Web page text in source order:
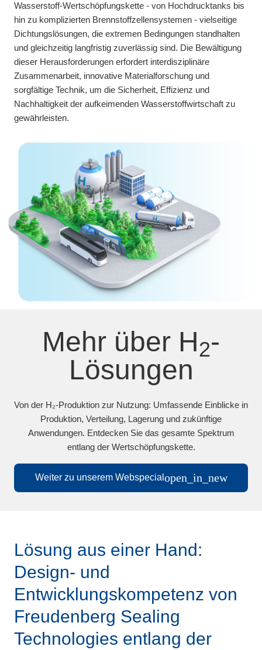
Wasserstoff-Wertschöpfungskette - von Hochdrucktanks bis
hin zu komplizierten Brennstoffzellensystemen - vielseitige
Dichtungslösungen, die extremen Bedingungen standhalten
und gleichzeitig langfristig zuverlässig sind. Die Bewältigung
dieser Herausforderungen erfordert interdisziplinäre
Zusammenarbeit, innovative Materialforschung und
sorgfältige Technik, um die Sicherheit, Effizienz und
Nachhaltigkeit der aufkeimenden Wasserstoffwirtschaft zu
gewährleisten.
Mehr über H2-
Lösungen
Von der H₂-Produktion zur Nutzung: Umfassende Einblicke in
Produktion, Verteilung, Lagerung und zukünftige
Anwendungen. Entdecken Sie das gesamte Spektrum
entlang der Wertschöpfungskette.
Weiter zu unserem Webspecial open_in_new
Lösung aus einer Hand:
Design- und
Entwicklungskompetenz von
Freudenberg Sealing
Technologies entlang der